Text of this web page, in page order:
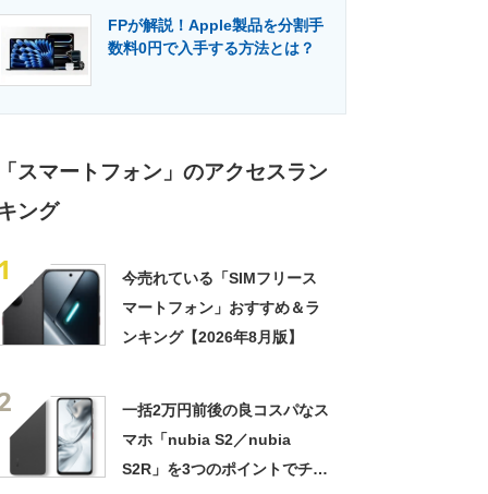
FPが解説！Apple製品を分割手
数料0円で入手する方法とは？
「スマートフォン」のアクセスラン
ング
今売れている「SIMフリース
マートフォン」おすすめ＆ラ
ンキング【2026年8月版】
一括2万円前後の良コスパなス
マホ「nubia S2／nubia
S2R」を3つのポイントでチェ